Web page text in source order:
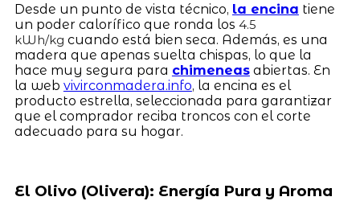
Desde un punto de vista técnico, la encina tiene
un poder calorífico que ronda los 4.5
kWh/kg cuando está bien seca. Además, es una
madera que apenas suelta chispas, lo que la
hace muy segura para chimeneasabiertas. En
la web vivirconmadera.info, la encina es el
producto estrella, seleccionada para garantizar
que el comprador reciba troncos con el corte
adecuado para su hogar.
El Olivo (Olivera): Energía Pura y Aroma